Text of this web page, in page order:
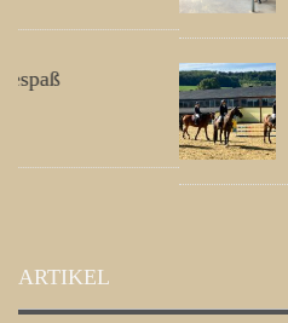
0Comment
alleine
22/07/2026 0Comment
ARTIKEL